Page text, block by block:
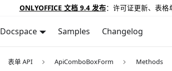
ONLYOFFICE 文档 9.4 发布：许可证更新、表格
Docspace Samples Changelog
表单 API ApiComboBoxForm Methods